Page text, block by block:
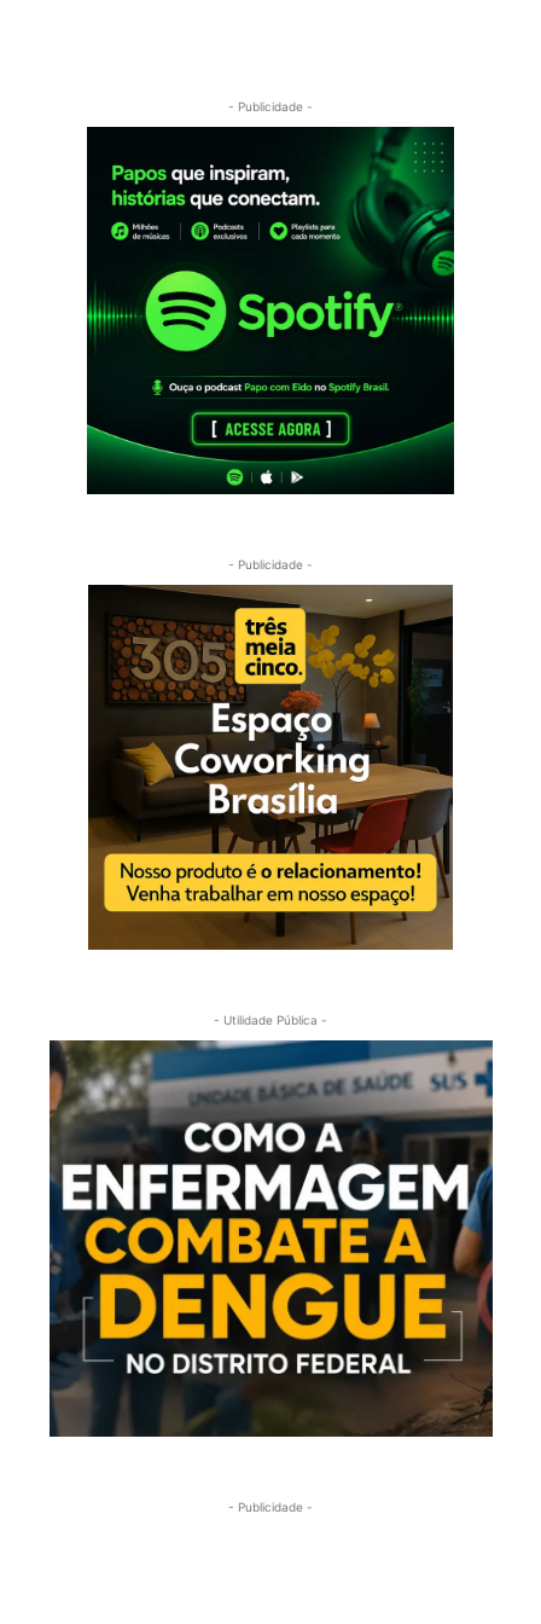
- Publicidade -
- Publicidade -
- Utilidade Pública -
- Publicidade -